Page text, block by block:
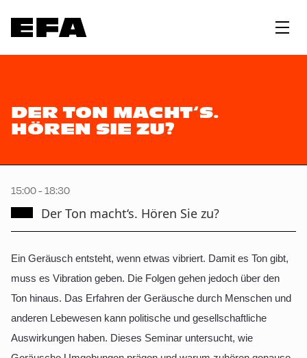
DER TON MACHT‘S.
HÖREN SIE ZU?
15:00 - 18:30
Der Ton macht‘s. Hören Sie zu?
Ein Geräusch entsteht, wenn etwas vibriert. Damit es Ton gibt,
muss es Vibration geben. Die Folgen gehen jedoch über den
Ton hinaus. Das Erfahren der Geräusche durch Menschen und
anderen Lebewesen kann politische und gesellschaftliche
Auswirkungen haben. Dieses Seminar untersucht, wie